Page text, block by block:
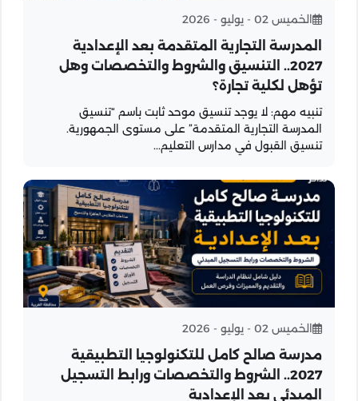
الخميس 02 - يوليو - 2026
المدرسة التجارية المتقدمة بعد الإعدادية
2027.. التنسيق والشروط والتخصصات وهل
تؤهل لكلية تجارة؟
تنبيه مهم: لا يوجد تنسيق موحد ثابت باسم “تنسيق
المدرسة التجارية المتقدمة” على مستوى الجمهورية.
تنسيق القبول في مدارس التعليم...
الخميس 02 - يوليو - 2026
مدرسة صالح كامل للتكنولوجيا التطبيقية
2027.. الشروط والتخصصات ورابط التسجيل
المبدئي بعد الإعدادية